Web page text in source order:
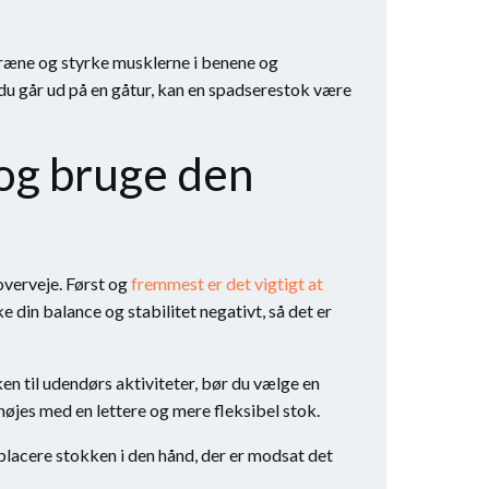
og styrke musklerne i benene og
går ud på en gåtur, kan en spadserestok være
bruge den
Først ogfremmest er det vigtigt at
din balance og stabilitet negativt, så det er
til udendørs aktiviteter, bør du vælge en
med en lettere og mere fleksibel stok.
stokken i den hånd, der er modsat det